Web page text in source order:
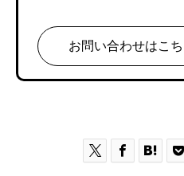
お問い合わせはこち
   